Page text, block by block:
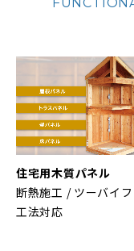
住宅用木質パネル
断熱施工 / ツーバイ
工法対応